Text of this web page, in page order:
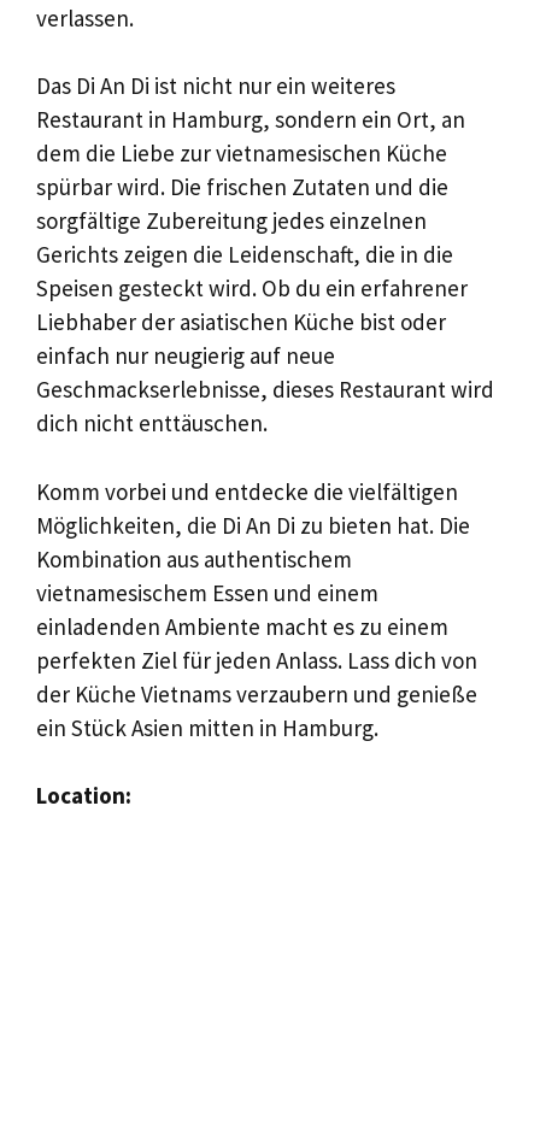
verlassen.
Das Di An Di ist nicht nur ein weiteres
Restaurant in Hamburg, sondern ein Ort, an
dem die Liebe zur vietnamesischen Küche
spürbar wird. Die frischen Zutaten und die
sorgfältige Zubereitung jedes einzelnen
Gerichts zeigen die Leidenschaft, die in die
Speisen gesteckt wird. Ob du ein erfahrener
Liebhaber der asiatischen Küche bist oder
einfach nur neugierig auf neue
Geschmackserlebnisse, dieses Restaurant wird
dich nicht enttäuschen.
Komm vorbei und entdecke die vielfältigen
Möglichkeiten, die Di An Di zu bieten hat. Die
Kombination aus authentischem
vietnamesischem Essen und einem
einladenden Ambiente macht es zu einem
perfekten Ziel für jeden Anlass. Lass dich von
der Küche Vietnams verzaubern und genieße
ein Stück Asien mitten in Hamburg.
Location: